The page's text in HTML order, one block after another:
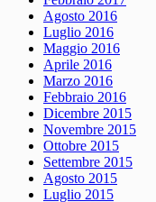
Agosto 2016
Luglio 2016
Maggio 2016
Aprile 2016
Marzo 2016
Febbraio 2016
Dicembre 2015
Novembre 2015
Ottobre 2015
Settembre 2015
Agosto 2015
Luglio 2015